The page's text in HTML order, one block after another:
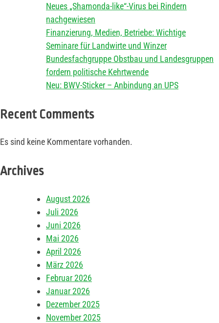
Neues „Shamonda-like“-Virus bei Rindern
nachgewiesen
Finanzierung, Medien, Betriebe: Wichtige
Seminare für Landwirte und Winzer
Bundesfachgruppe Obstbau und Landesgruppen
fordern politische Kehrtwende
Neu: BWV-Sticker – Anbindung an UPS
Recent Comments
Es sind keine Kommentare vorhanden.
Archives
August 2026
Juli 2026
Juni 2026
Mai 2026
April 2026
März 2026
Februar 2026
Januar 2026
Dezember 2025
November 2025